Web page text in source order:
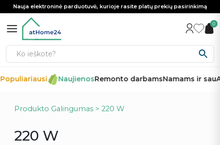
Nauja elektroninė parduotuvė, kurioje rasite platų prekių pasirinkimą
0
NaujienosRemonto darbamsNamams ir sau
Produkto Galingumas > 220 W
220 W